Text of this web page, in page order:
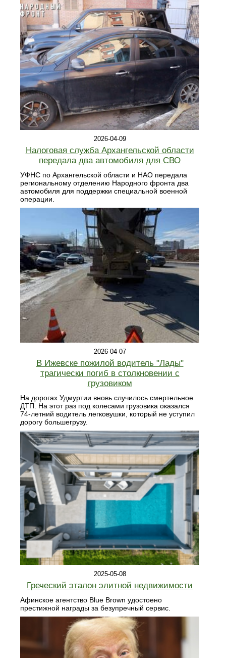
2026-04-09
Налоговая служба Архангельской области
передала два автомобиля для СВО
УФНС по Архангельской области и НАО передала
региональному отделению Народного фронта два
автомобиля для поддержки специальной военной
операции.
2026-04-07
В Ижевске пожилой водитель "Лады"
трагически погиб в столкновении с
грузовиком
На дорогах Удмуртии вновь случилось смертельное
ДТП. На этот раз под колесами грузовика оказался
74-летний водитель легковушки, который не уступил
дорогу большегрузу.
2025-05-08
Греческий эталон элитной недвижимости
Афинское агентство Blue Brown удостоено
престижной награды за безупречный сервис.